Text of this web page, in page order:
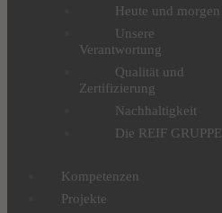
Heute und morgen
Unsere
Verantwortung
Qualität und
Zertifizierung
Nachhaltigkeit
Die REIF GRUPPE
Kompetenzen
Projekte